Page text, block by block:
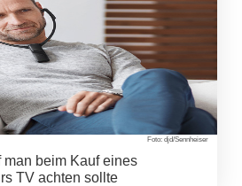
Foto: djd/Sennheiser
man beim Kauf eines
TV achten sollte